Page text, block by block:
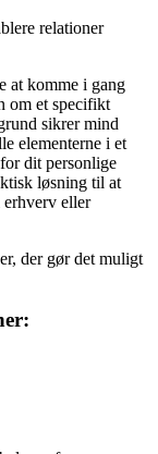
relationer
at komme i gang
om et specifikt
sikrer mind
elementerne i et
dit personlige
løsning til at
erhverv eller
der gør det muligt